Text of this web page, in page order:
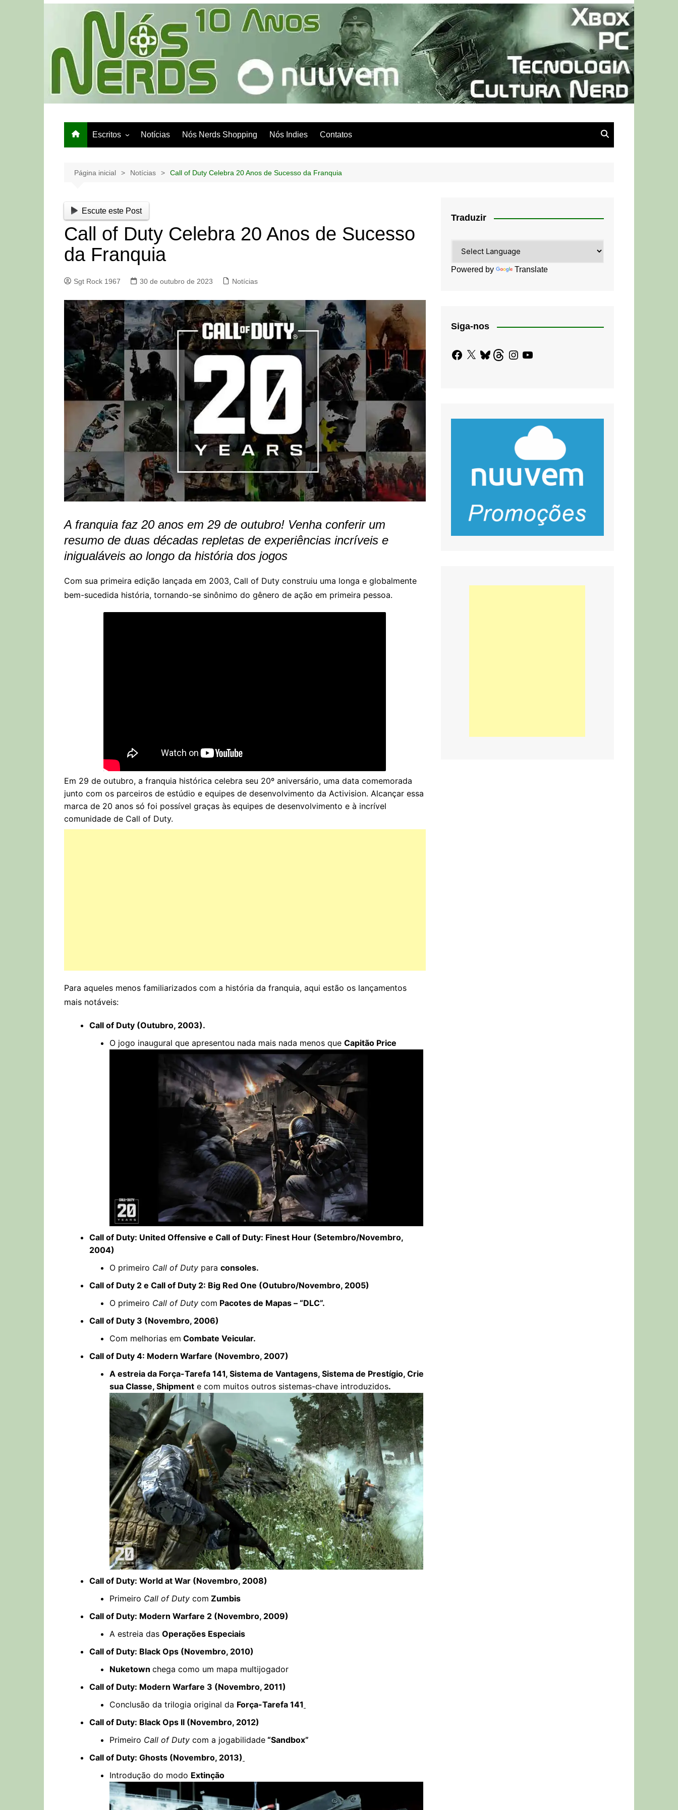
Escritos
Papo de Bar
Notícias Nós Nerds Shopping Nós Indies Contatos
Página inicial Notícias Call of Duty Celebra 20 Anos de Sucesso da Franquia
Escute este Post
Call of Duty Celebra 20 Anos de Sucesso
da Franquia
Sgt Rock 1967 30 de outubro de 2023 Notícias
A franquia faz 20 anos em 29 de outubro! Venha conferir um
resumo de duas décadas repletas de experiências incríveis e
inigualáveis ao longo da história dos jogos
Com sua primeira edição lançada em 2003, Call of Duty construiu uma longa e globalmente
bem-sucedida história, tornando-se sinônimo do gênero de ação em primeira pessoa.
Em 29 de outubro, a franquia histórica celebra seu 20º aniversário, uma data comemorada
junto com os parceiros de estúdio e equipes de desenvolvimento da Activision. Alcançar essa
marca de 20 anos só foi possível graças às equipes de desenvolvimento e à incrível
comunidade de Call of Duty.
Para aqueles menos familiarizados com a história da franquia, aqui estão os lançamentos
mais notáveis:
Call of Duty (Outubro, 2003).
O jogo inaugural que apresentou nada mais nada menos que Capitão Price
Call of Duty: United Offensive e Call of Duty: Finest Hour (Setembro/Novembro,
2004)
O primeiro Call of Duty para consoles.
Call of Duty 2 e Call of Duty 2: Big Red One (Outubro/Novembro, 2005)
O primeiro Call of Duty com Pacotes de Mapas – “DLC”.
Call of Duty 3 (Novembro, 2006)
Com melhorias em Combate Veicular.
Call of Duty 4: Modern Warfare (Novembro, 2007)
A estreia da Força-Tarefa 141, Sistema de Vantagens, Sistema de Prestígio, Crie
sua Classe, Shipment e com muitos outros sistemas-chave introduzidos.
Call of Duty: World at War (Novembro, 2008)
Primeiro Call of Duty com Zumbis
Call of Duty: Modern Warfare 2 (Novembro, 2009)
A estreia das Operações Especiais
Call of Duty: Black Ops (Novembro, 2010)
Nuketown chega como um mapa multijogador
Call of Duty: Modern Warfare 3 (Novembro, 2011)
Conclusão da trilogia original da Força-Tarefa 141
Call of Duty: Black Ops II (Novembro, 2012)
Primeiro Call of Duty com a jogabilidade “Sandbox”
Call of Duty: Ghosts (Novembro, 2013)
Introdução do modo Extinção
Traduzir
Powered by Translate
Siga-nos
Facebook
X BlueskyThreadsInstagram
YouTube